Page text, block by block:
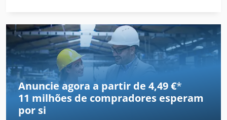
Máquina De Construção
Máquina De Engrenagem
Máquina De Estratificação
Máquina De Fabricação De
Máquina De Forjamento
Anuncie agora a partir de 4,49 €*
11 milhões de compradores esperam
por si